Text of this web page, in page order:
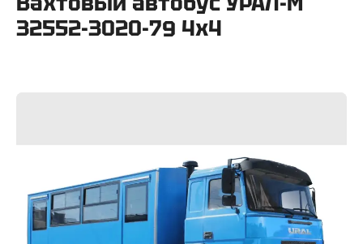
32552-3020-79 4x4